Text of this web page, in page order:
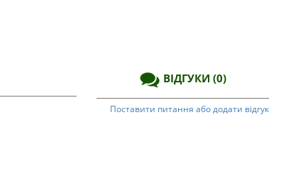
ВІДГУКИ (0)
Поставити питання або додати відгук